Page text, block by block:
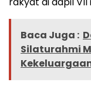
Baca Juga :
Silaturahmi